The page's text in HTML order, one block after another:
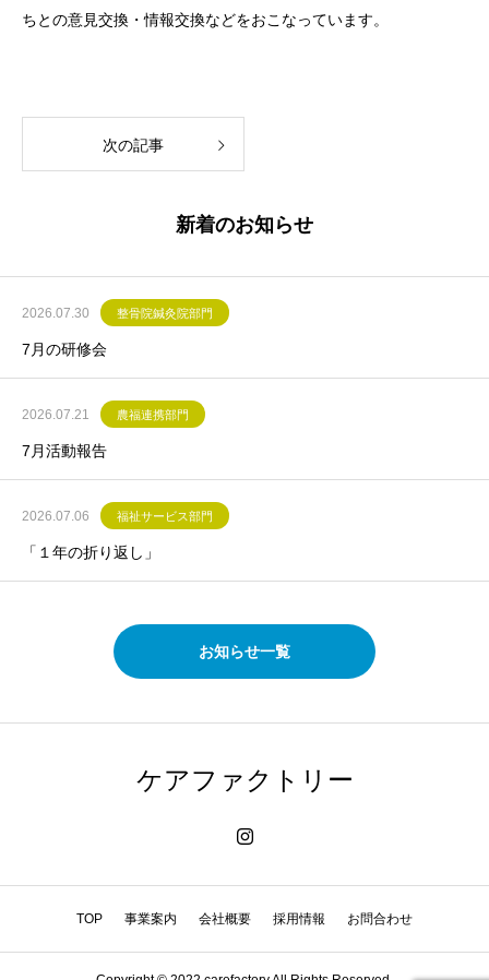
ちとの意見交換・情報交換などをおこなっています。
次の記事
新着のお知らせ
2026.07.30 整骨院鍼灸院部門
7月の研修会
2026.07.21 農福連携部門
7月活動報告
2026.07.06 福祉サービス部門
「１年の折り返し」
お知らせ一覧
ケアファクトリー
TOP 事業案内 会社概要 採用情報 お問合わせ